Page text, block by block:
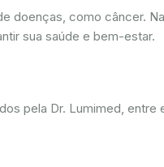
doenças, como câncer.
sua saúde e bem-estar.
pela Dr. Lumimed,